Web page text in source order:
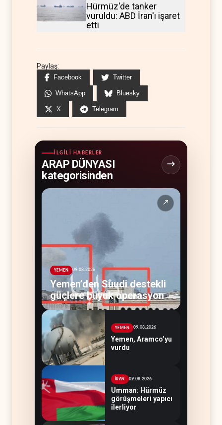
Hürmüz'de tanker
vuruldu: ABD İran'ı işaret
etti
Paylaş:
Facebook Twitter
WhatsApp Bluesky
X Telegram
İLGILI HABERLER
ARAP DÜNYASI
kategorisinden
↗
YEMEN 09.08.2026
Yemen’den Suudi destekli
güçlere büyük operasyon
YEMEN 09.08.2026
Yemen, Aramco’yu
vurdu
İRAN 09.08.2026
Umman: Hürmüz
görüşmeleri yapıcı
ilerliyor